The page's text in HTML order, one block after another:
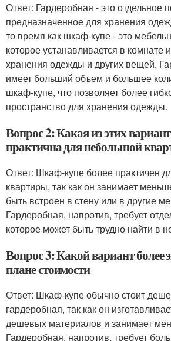
Ответ: Гардеробная - это отдельное
предназначенное для хранения
то время как шкаф-купе - это
которое устанавливается в комнате
хранения одежды и других вещей.
имеет больший объем и большее
шкаф-купе, что позволяет более
пространство для хранения одежды.
Вопрос 2: Какая из этих
практична для небольшой
Ответ: Шкаф-купе более практичен
квартиры, так как он занимает
быть встроен в стену или в другие
Гардеробная, напротив, требует
которое может быть трудно найти в
Вопрос 3: Какой вариант более
плане стоимости
Ответ: Шкаф-купе обычно стоит
гардеробная, так как он
дешевых материалов и занимает
Гардеробная, напротив, требует